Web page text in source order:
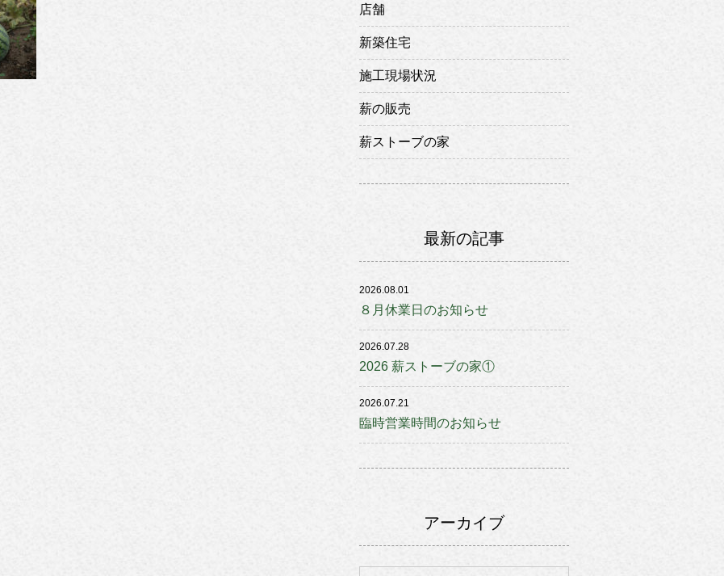
店舗
新築住宅
施工現場状況
薪の販売
薪ストーブの家
最新の記事
2026.08.01
８月休業日のお知らせ
2026.07.28
2026 薪ストーブの家①
2026.07.21
臨時営業時間のお知らせ
アーカイブ